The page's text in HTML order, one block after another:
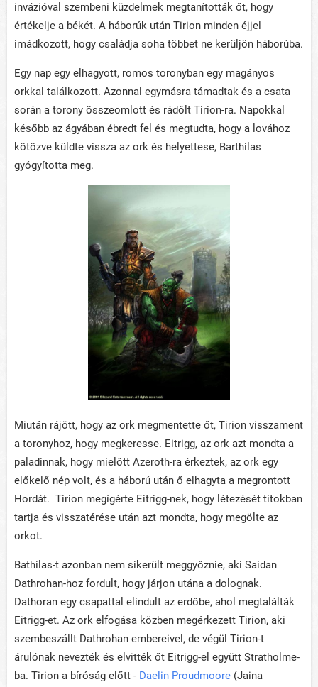
invázióval szembeni küzdelmek megtanították őt, hogy
értékelje a békét. A háborúk után Tirion minden éjjel
imádkozott, hogy családja soha többet ne kerüljön háborúba.
Egy nap egy elhagyott, romos toronyban egy magányos
orkkal találkozott. Azonnal egymásra támadtak és a csata
során a torony összeomlott és rádőlt Tirion-ra. Napokkal
később az ágyában ébredt fel és megtudta, hogy a lovához
kötözve küldte vissza az ork és helyettese, Barthilas
gyógyította meg.
Miután rájött, hogy az ork megmentette őt, Tirion visszament
a toronyhoz, hogy megkeresse. Eitrigg, az ork azt mondta a
paladinnak, hogy mielőtt Azeroth-ra érkeztek, az ork egy
előkelő nép volt, és a háború után ő elhagyta a megrontott
Hordát. Tirion megígérte Eitrigg-nek, hogy létezését titokban
tartja és visszatérése után azt mondta, hogy megölte az
orkot.
Bathilas-t azonban nem sikerült meggyőznie, aki Saidan
Dathrohan-hoz fordult, hogy járjon utána a dolognak.
Dathoran egy csapattal elindult az erdőbe, ahol megtalálták
Eitrigg-et. Az ork elfogása közben megérkezett Tirion, aki
szembeszállt Dathrohan embereivel, de végül Tirion-t
árulónak nevezték és elvitték őt Eitrigg-el együtt Stratholme-
ba. Tirion a bíróság előtt - Daelin Proudmoore (Jaina